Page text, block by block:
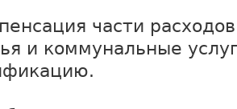
части
и коммунальные